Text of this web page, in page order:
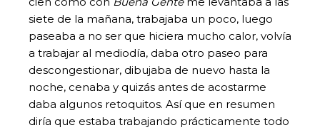
siete de la mañana, trabajaba un poco, luego
paseaba a no ser que hiciera mucho calor, volvía
a trabajar al mediodía, daba otro paseo para
descongestionar, dibujaba de nuevo hasta la
noche, cenaba y quizás antes de acostarme
daba algunos retoquitos. Así que en resumen
diría que estaba trabajando prácticamente todo